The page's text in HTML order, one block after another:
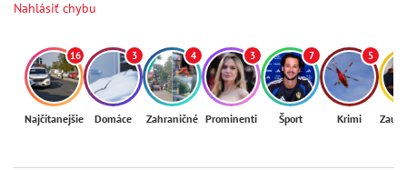
Nahlásiť chybu
16
Najčítanejšie
3
Domáce
4
Zahraničné
3
Prominenti
7
Šport
5
Krimi